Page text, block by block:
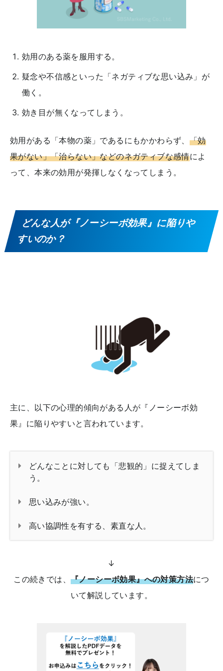
効用のある薬を服用する。
疑念や不信感といった「ネガティブな思い込み」が
働く。
効き目が無くなってしまう。
効用がある「本物の薬」であるにもかかわらず、 「効
果がない」「治らない」などのネガティブな感情によ
って、本来の効用が発揮しなくなってしまう。
どんな人が『ノーシーボ効果』に陥りや
すいのか？
主に、以下の心理的傾向がある人が『ノーシーボ効
果』に陥りやすいと言われています。
どんなことに対しても「悲観的」に捉えてしま
う。
思い込みが強い。
高い協調性を有する、素直な人。
↓
この続きでは、 『ノーシーボ効果』への対策方法につ
いて解説しています。